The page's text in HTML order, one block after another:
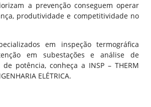
a prevenção conseguem operar
produtividade e competitividade no
em inspeção termográfica
em subestações e análise de
de potência, conheça a INSP – THERM
ELÉTRICA.